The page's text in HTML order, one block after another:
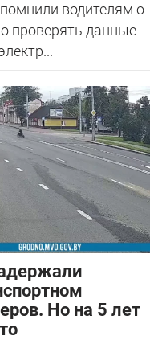
водителям о
проверять данные
Но на 5 лет